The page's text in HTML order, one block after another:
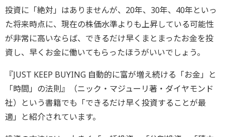
投資に「絶対」はありませんが、20年、30年、40年といっ
た将来時点に、現在の株価水準よりも上昇している可能性
が非常に高いならば、できるだけ早くまとまったお金を投
資し、早くお金に働いてもらったほうがいいでしょう。
『JUST KEEP BUYING 自動的に富が増え続ける「お金」と
「時間」の法則』（ニック・マジューリ著・ダイヤモンド
社）という書籍でも「できるだけ早く投資することが最
適」と紹介されています。